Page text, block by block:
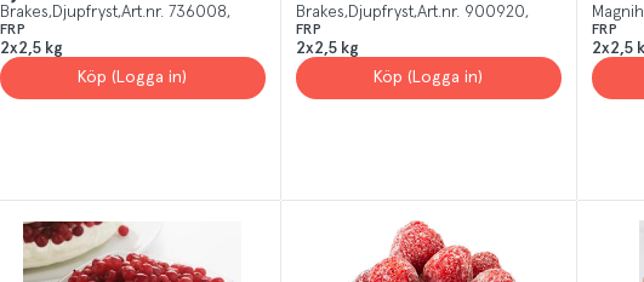
Brakes Djupfryst Art.nr. 736008
FRP
2x2,5 kg
Köp (Logga in)
Brakes Djupfryst Art.nr. 900920
FRP
2x2,5 kg
Köp (Logga in)
FRP
2x2,5